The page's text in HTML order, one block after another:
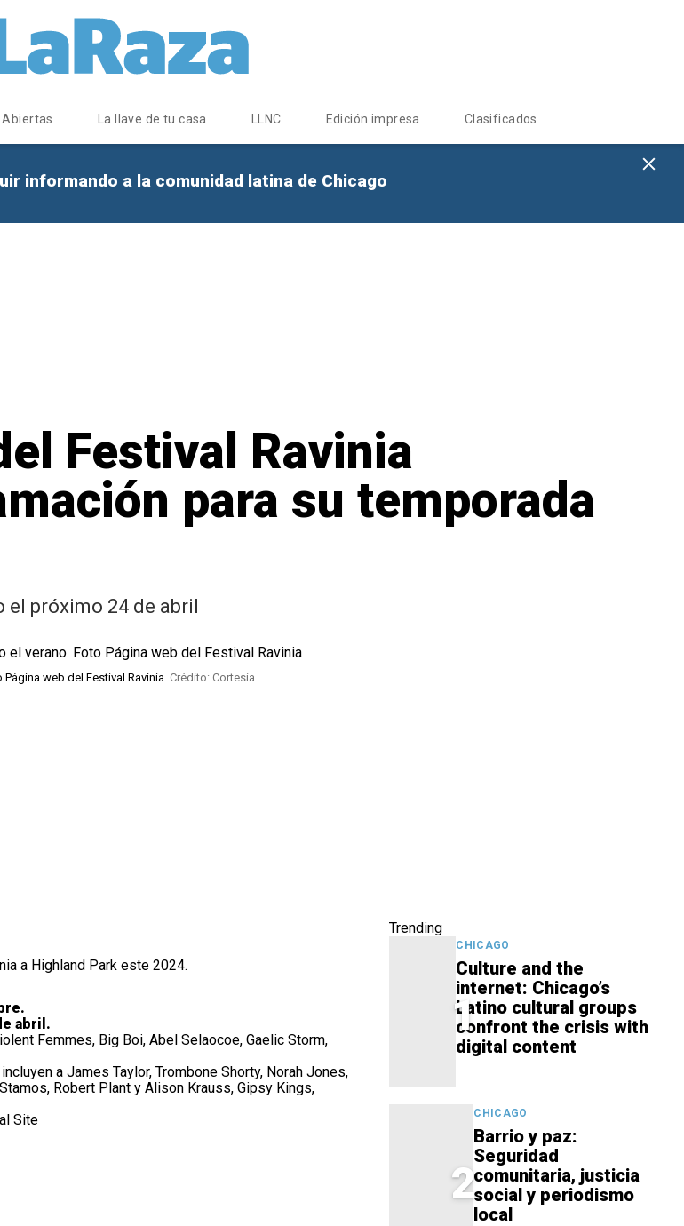
Abiertas La llave de tu casa LLNC Edición impresa Clasificados
informando a la comunidad latina de Chicago
Festival Ravinia
para su temporada
el próximo 24 de abril
web del Festival Ravinia Crédito: Cortesía
a Highland Park este 2024.
abril.
Femmes, Big Boi, Abel Selaocoe, Gaelic Storm,
a James Taylor, Trombone Shorty, Norah Jones,
Robert Plant y Alison Krauss, Gipsy Kings,
Site
Trending
1
CHICAGO
Culture and the
internet: Chicago’s
Latino cultural groups
confront the crisis with
digital content
2
CHICAGO
Barrio y paz:
Seguridad
comunitaria, justicia
social y periodismo
local